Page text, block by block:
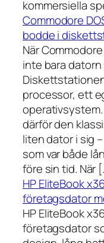
kommersiella
Commodore
bodde i
När
inte bara
processor, ett
operativsystem.
därför den
liten dator i sig
som var både
före sin tid. När
HP EliteBook
företagsdator
HP EliteBook
företagsdator